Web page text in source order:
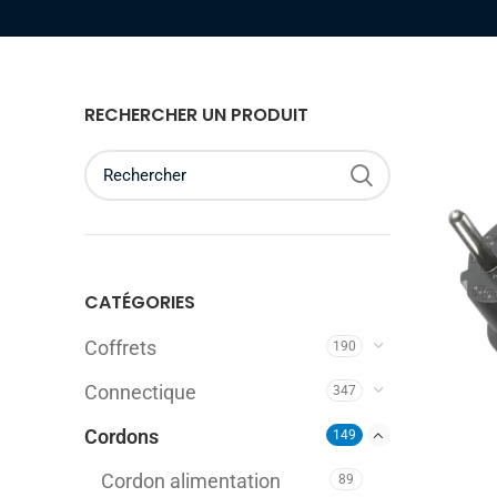
RECHERCHER UN PRODUIT
CATÉGORIES
Coffrets 190
Connectique 347
Cordons 149
Cordon alimentation 89